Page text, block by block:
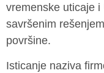
vremenske uticaje
savršenim
površine.
Isticanje naziva